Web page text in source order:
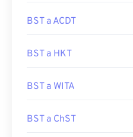
BST a ACDT
BST a HKT
BST a WITA
BST a ChST